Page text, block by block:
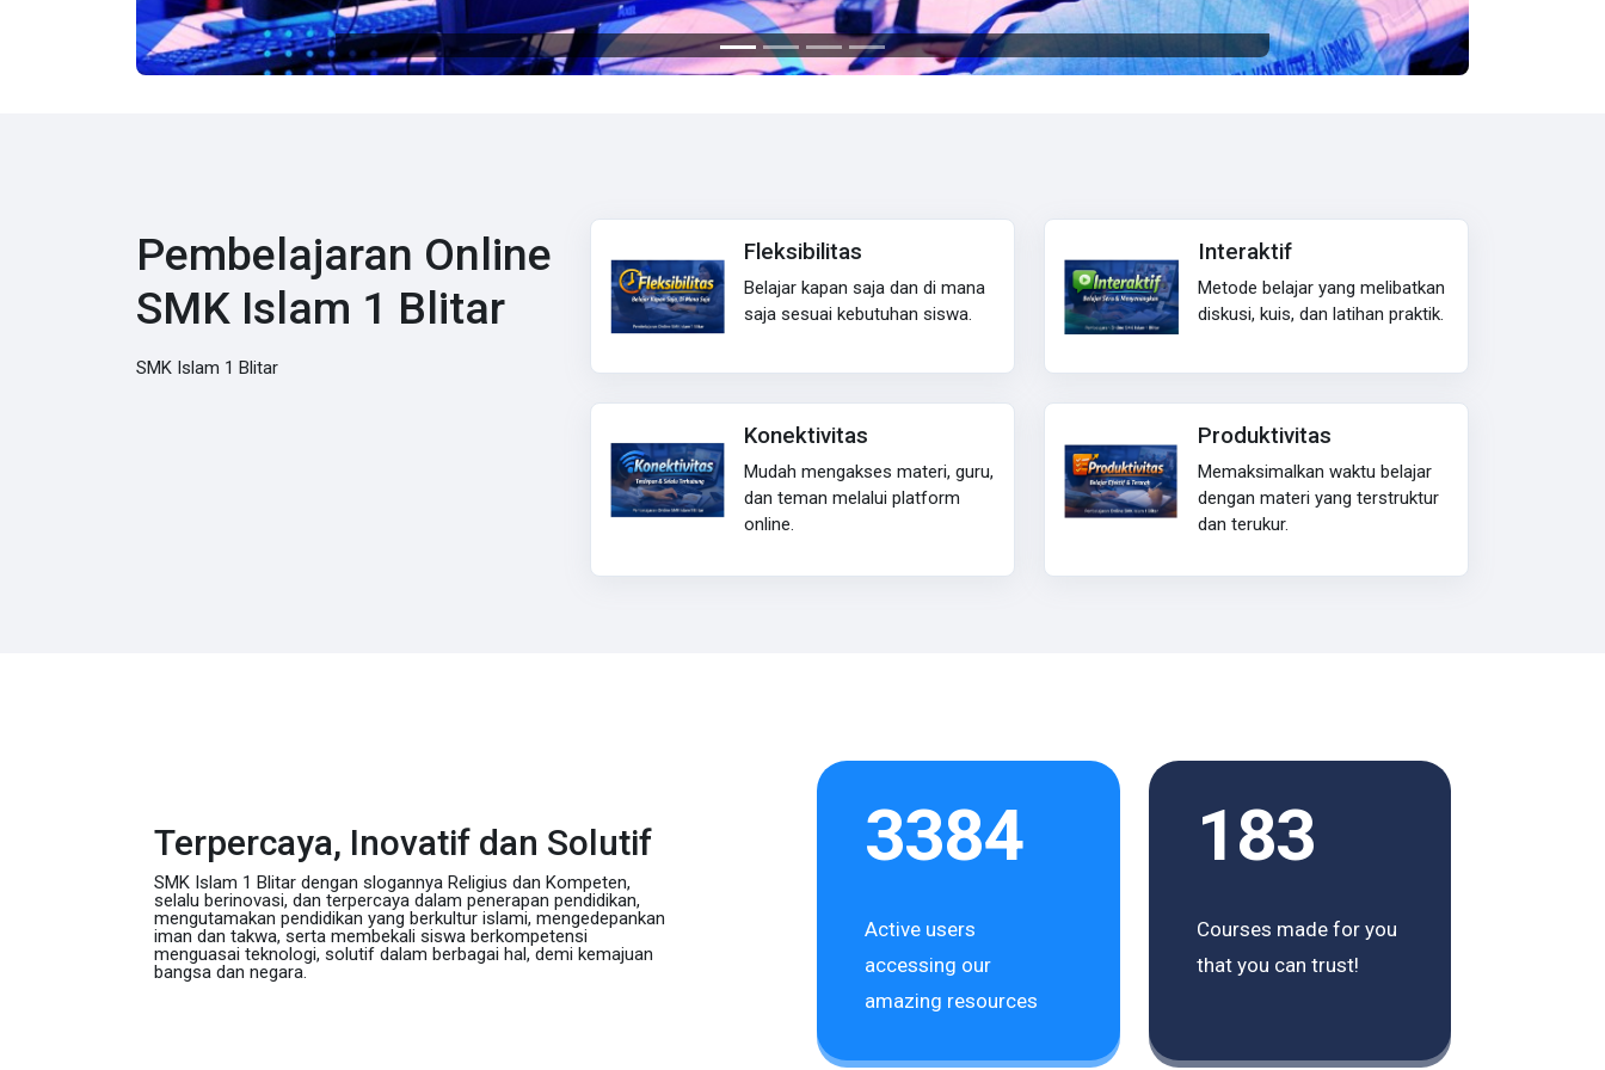
Pembelajaran Online
SMK Islam 1 Blitar
SMK Islam 1 Blitar
Fleksibilitas
Belajar kapan saja dan di mana
saja sesuai kebutuhan siswa.
Interaktif
Metode belajar yang melibatkan
diskusi, kuis, dan latihan praktik.
Konektivitas
Mudah mengakses materi, guru,
dan teman melalui platform
online.
Produktivitas
Memaksimalkan waktu belajar
dengan materi yang terstruktur
dan terukur.
Terpercaya, Inovatif dan Solutif
SMK Islam 1 Blitar dengan slogannya Religius dan Kompeten,
selalu berinovasi, dan terpercaya dalam penerapan pendidikan,
mengutamakan pendidikan yang berkultur islami, mengedepankan
iman dan takwa, serta membekali siswa berkompetensi
menguasai teknologi, solutif dalam berbagai hal, demi kemajuan
bangsa dan negara.
3384
Active users
accessing our
amazing resources
183
Courses made for you
that you can trust!